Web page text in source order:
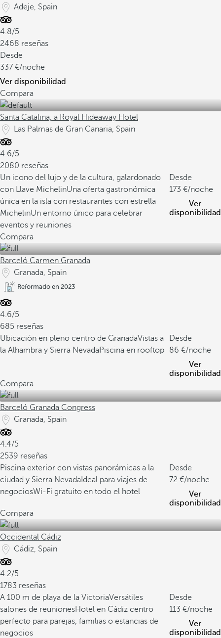
Adeje, Spain
4.8/5
2468 reseñas
Desde
337
/noche
Ver disponibilidad
Compara
Santa Catalina, a Royal Hideaway Hotel
Las Palmas de Gran Canaria, Spain
4.6/5
2080 reseñas
Un icono del lujo y de la cultura, galardonado
con Llave MichelinUna oferta gastronómica
única en la isla con restaurantes con estrella
MichelinUn entorno único para celebrar
eventos y reuniones
Desde
173
/noche
Ver
disponibilidad
Compara
Barceló Carmen Granada
Granada, Spain
Reformado en 2023
4.6/5
685 reseñas
Ubicación en pleno centro de GranadaVistas a
la Alhambra y Sierra NevadaPiscina en rooftop
Desde
86
/noche
Ver
disponibilidad
Compara
Barceló Granada Congress
Granada, Spain
4.4/5
2539 reseñas
Piscina exterior con vistas panorámicas a la
ciudad y Sierra Nevada Ideal para viajes de
negociosWi-Fi gratuito en todo el hotel
Desde
72
/noche
Ver
disponibilidad
Compara
Occidental Cádiz
Cádiz, Spain
4.2/5
1783 reseñas
A 100 m de playa de la VictoriaVersátiles
salones de reunionesHotel en Cádiz centro
perfecto para parejas, familias o estancias de
negocios
Desde
113
/noche
Ver
disponibilidad